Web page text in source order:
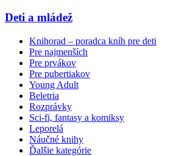
Deti a mládež
Knihorad – poradca kníh pre deti
Pre najmenších
Pre prvákov
Pre pubertiakov
Young Adult
Beletria
Rozprávky
Sci-fi, fantasy a komiksy
Leporelá
Náučné knihy
Ďalšie kategórie